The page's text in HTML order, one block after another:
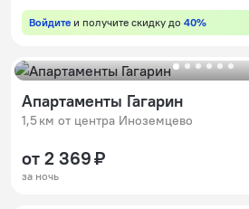
Войдите и получите скидку до 40%
Апартаменты Гагарин
1,5 км от центра Иноземцево
от 2 369 ₽
за ночь